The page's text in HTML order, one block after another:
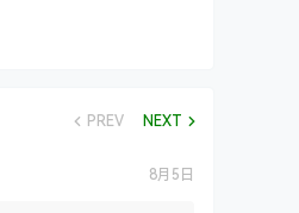
PREV NEXT
8月5日